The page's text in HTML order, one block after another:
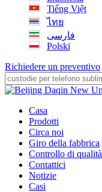
Tiếng Việt
ไทย
فارسی
Polski
Richiedere un preventivo
Casa
Prodotti
Circa noi
Giro della fabbrica
Controllo di qualità
Contattici
Notizie
Casi